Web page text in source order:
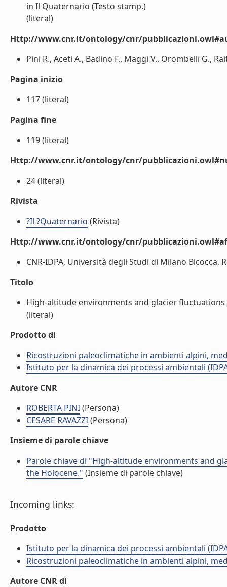
in Il Quaternario (Testo stamp.)
(literal)
Http://www.cnr.it/ontology/cnr/
Pini R., Aceti A., Badino F., Maggi V., Orombelli G.,
Pagina inizio
117 (literal)
Pagina fine
119 (literal)
Http://www.cnr.it/ontology/cnr/
24 (literal)
Rivista
?Il ?Quaternario (Rivista)
Http://www.cnr.it/ontology/cnr/
CNR-IDPA, Università degli Studi di Milano Bicocca,
Titolo
High-altitude environments and glacier
(literal)
Prodotto di
Ricostruzioni paleoclimatiche in ambienti alpini,
Istituto per la dinamica dei processi ambientali
Autore CNR
ROBERTA PINI(Persona)
CESARE RAVAZZI(Persona)
Insieme di parole chiave
Parole chiave di "High-altitude environments and
the Holocene." (Insieme di parole chiave)
Incoming links:
Prodotto
Istituto per la dinamica dei processi ambientali
Ricostruzioni paleoclimatiche in ambienti alpini,
Autore CNR di